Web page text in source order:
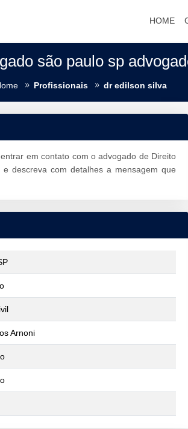
HOME
são paulo sp
Profissionais dr edilson silva
em contato com o advogado de Direito
descreva com detalhes a mensagem que
Arnoni